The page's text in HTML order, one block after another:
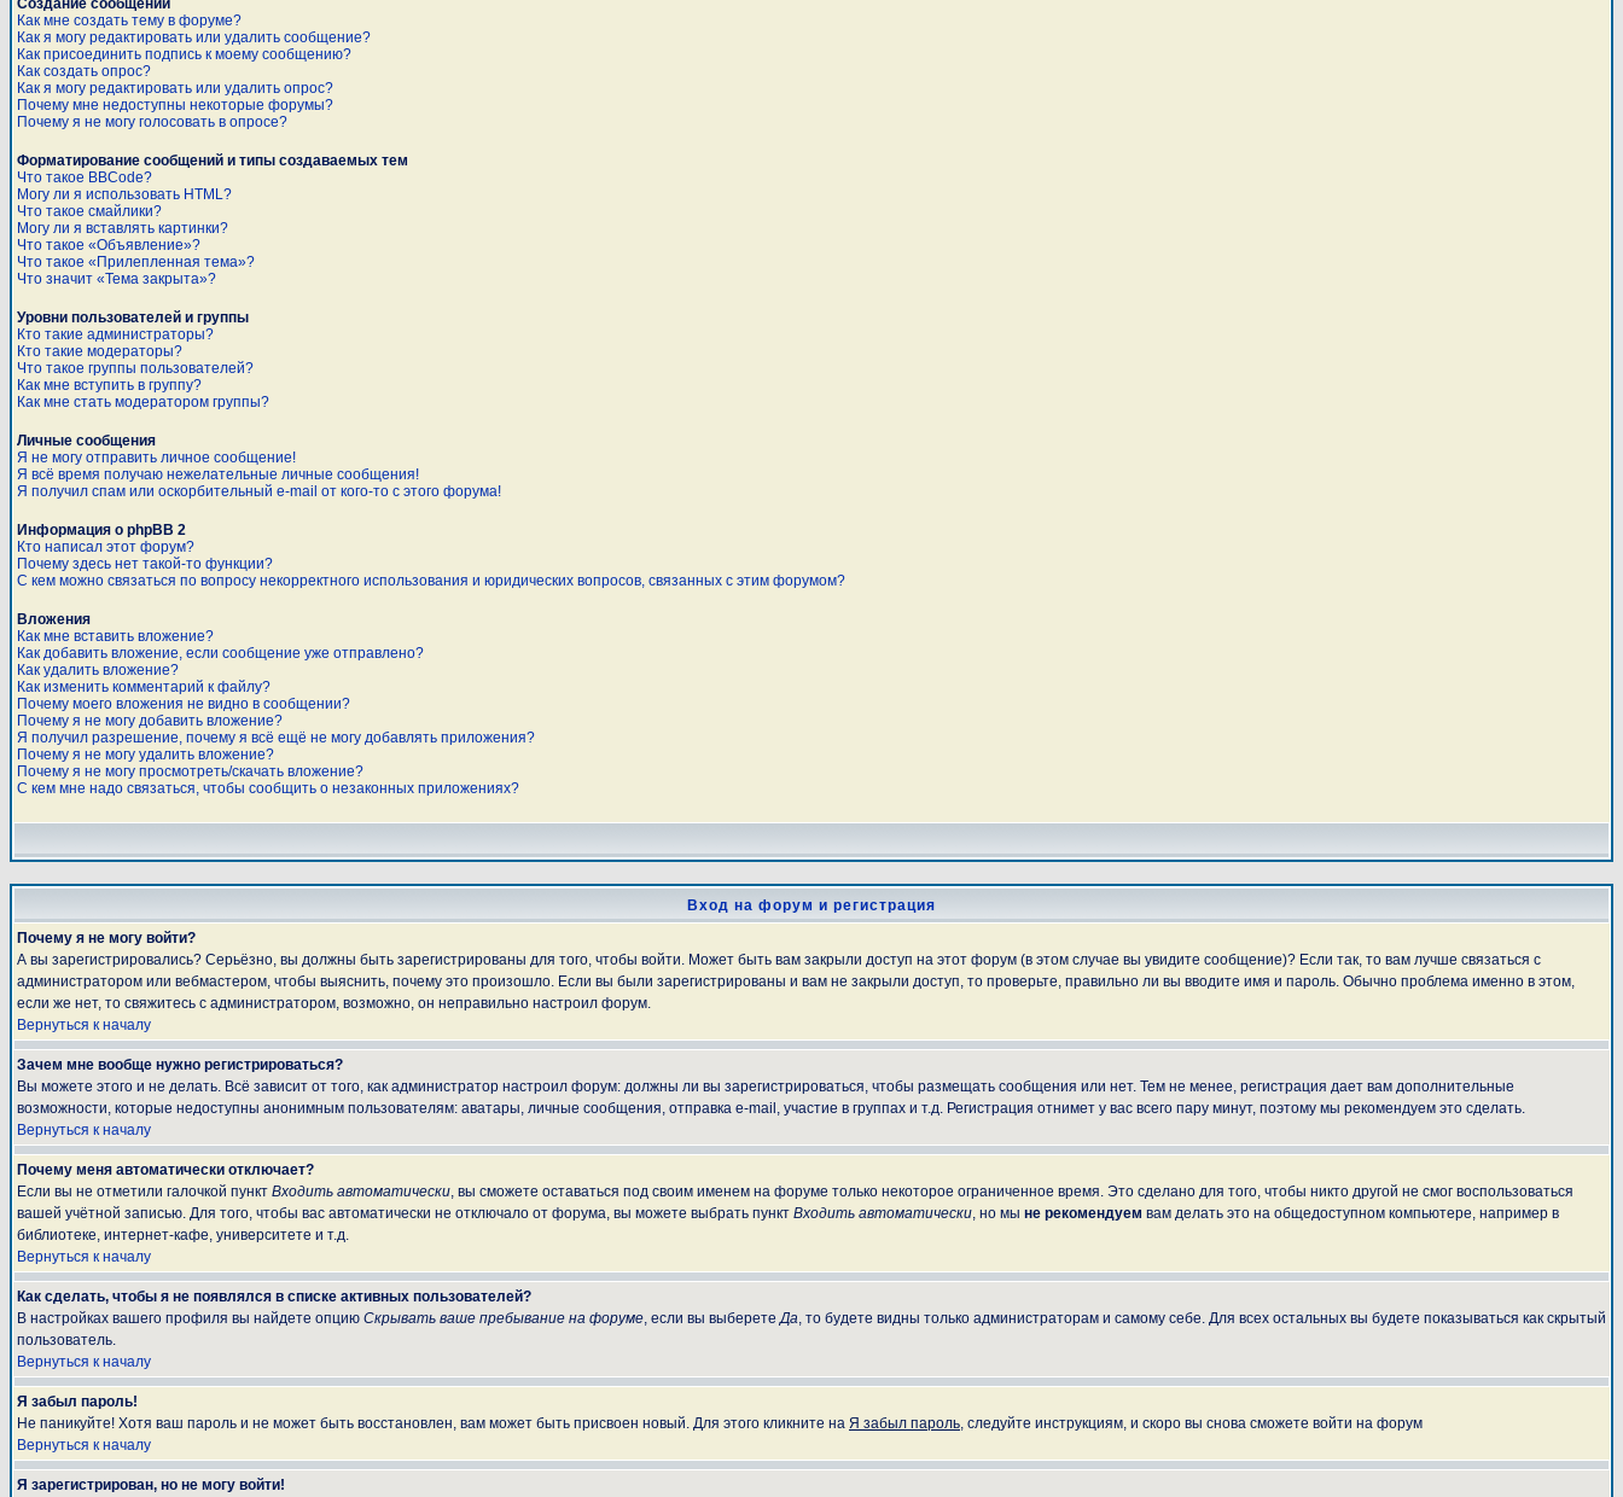
Создание сообщений
Как мне создать тему в форуме?
Как я могу редактировать или удалить сообщение?
Как присоединить подпись к моему сообщению?
Как создать опрос?
Как я могу редактировать или удалить опрос?
Почему мне недоступны некоторые форумы?
Почему я не могу голосовать в опросе?
Форматирование сообщений и типы создаваемых тем
Что такое BBCode?
Могу ли я использовать HTML?
Что такое смайлики?
Могу ли я вставлять картинки?
Что такое «Объявление»?
Что такое «Прилепленная тема»?
Что значит «Тема закрыта»?
Уровни пользователей и группы
Кто такие администраторы?
Кто такие модераторы?
Что такое группы пользователей?
Как мне вступить в группу?
Как мне стать модератором группы?
Личные сообщения
Я не могу отправить личное сообщение!
Я всё время получаю нежелательные личные сообщения!
Я получил спам или оскорбительный e-mail от кого-то с этого форума!
Информация о phpBB 2
Кто написал этот форум?
Почему здесь нет такой-то функции?
С кем можно связаться по вопросу некорректного использования и юридических вопросов, связанных с этим форумом?
Вложения
Как мне вставить вложение?
Как добавить вложение, если сообщение уже отправлено?
Как удалить вложение?
Как изменить комментарий к файлу?
Почему моего вложения не видно в сообщении?
Почему я не могу добавить вложение?
Я получил разрешение, почему я всё ещё не могу добавлять приложения?
Почему я не могу удалить вложение?
Почему я не могу просмотреть/скачать вложение?
С кем мне надо связаться, чтобы сообщить о незаконных приложениях?
Вход на форум и регистрация
Почему я не могу войти?
А вы зарегистрировались? Серьёзно, вы должны быть зарегистрированы для того, чтобы войти. Может быть вам закрыли доступ на этот форум (в этом случае вы увидите сообщение)? Если так, то вам лучше связаться с
администратором или вебмастером, чтобы выяснить, почему это произошло. Если вы были зарегистрированы и вам не закрыли доступ, то проверьте, правильно ли вы вводите имя и пароль. Обычно проблема именно в этом,
если же нет, то свяжитесь с администратором, возможно, он неправильно настроил форум.
Вернуться к началу
Зачем мне вообще нужно регистрироваться?
Вы можете этого и не делать. Всё зависит от того, как администратор настроил форум: должны ли вы зарегистрироваться, чтобы размещать сообщения или нет. Тем не менее, регистрация дает вам дополнительные
возможности, которые недоступны анонимным пользователям: аватары, личные сообщения, отправка e-mail, участие в группах и т.д. Регистрация отнимет у вас всего пару минут, поэтому мы рекомендуем это сделать.
Вернуться к началу
Почему меня автоматически отключает?
Если вы не отметили галочкой пункт Входить автоматически, вы сможете оставаться под своим именем на форуме только некоторое ограниченное время. Это сделано для того, чтобы никто другой не смог воспользоваться
вашей учётной записью. Для того, чтобы вас автоматически не отключало от форума, вы можете выбрать пункт Входить автоматически, но мы не рекомендуем вам делать это на общедоступном компьютере, например в
библиотеке, интернет-кафе, университете и т.д.
Вернуться к началу
Как сделать, чтобы я не появлялся в списке активных пользователей?
В настройках вашего профиля вы найдете опцию Скрывать ваше пребывание на форуме, если вы выберетеДа, то будете видны только администраторам и самому себе. Для всех остальных вы будете показываться как скрытый
пользователь.
Вернуться к началу
Я забыл пароль!
Не паникуйте! Хотя ваш пароль и не может быть восстановлен, вам может быть присвоен новый. Для этого кликните на Я забыл пароль, следуйте инструкциям, и скоро вы снова сможете войти на форум
Вернуться к началу
Я зарегистрирован, но не могу войти!